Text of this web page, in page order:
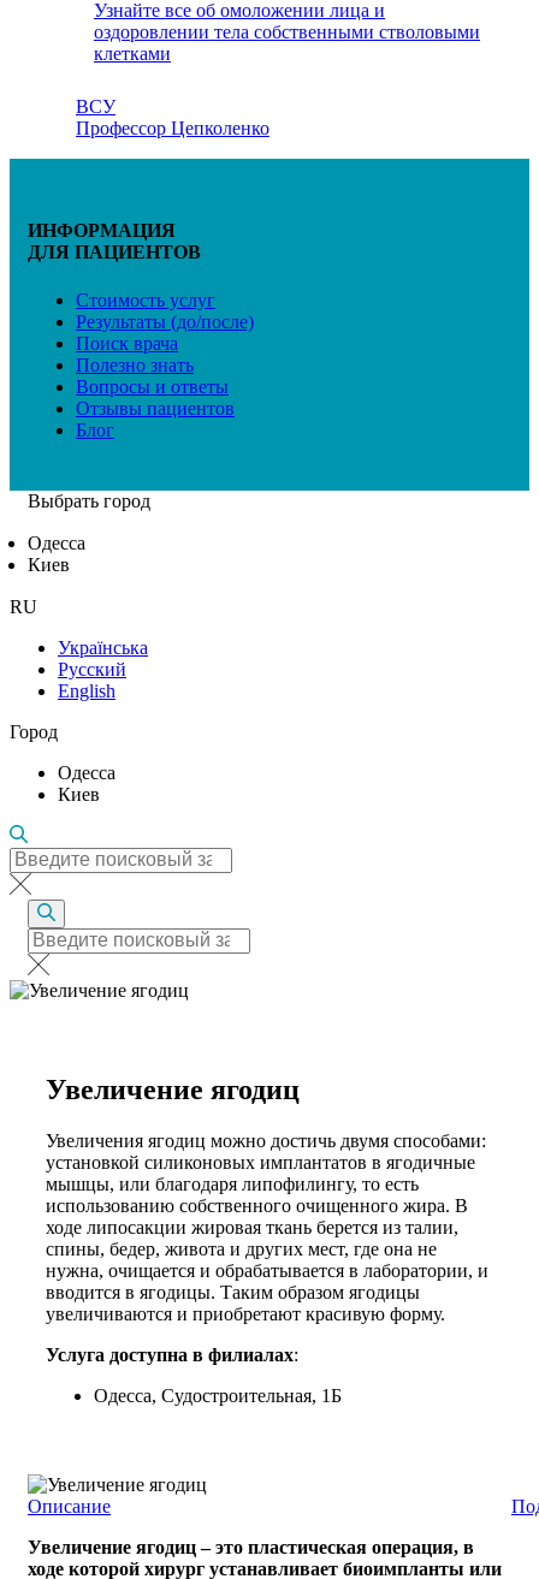
Узнайте все об омоложении лица и
оздоровлении тела собственными стволовыми
клетками
ВСУ
Профессор Цепколенко
ИНФОРМАЦИЯ
ДЛЯ ПАЦИЕНТОВ
Стоимость услуг
Результаты (до/после)
Поиск врача
Полезно знать
Вопросы и ответы
Отзывы пациентов
Блог
Выбрать город
Одесса
Киев
RU
Українська
Русский
English
Город
Одесса
Киев
Увеличение ягодиц
Увеличения ягодиц можно достичь двумя способами:
установкой силиконовых имплантатов в ягодичные
мышцы, или благодаря липофилингу, то есть
использованию собственного очищенного жира. В
ходе липосакции жировая ткань берется из талии,
спины, бедер, живота и других мест, где она не
нужна, очищается и обрабатывается в лаборатории, и
вводится в ягодицы. Таким образом ягодицы
увеличиваются и приобретают красивую форму.
Услуга доступна в филиалах:
Одесса, Судостроительная, 1Б
Описание
Увеличение ягодиц – это пластическая операция, в
ходе которой хирург устанавливает биоимпланты или